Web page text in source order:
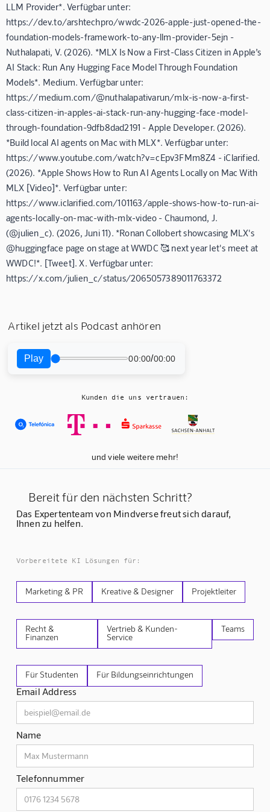
LLM Provider*. Verfügbar unter:
https://dev.to/arshtechpro/wwdc-2026-apple-just-opened-the-
foundation-models-framework-to-any-llm-provider-5ejn -
Nuthalapati, V. (2026). *MLX Is Now a First-Class Citizen in Apple’s
AI Stack: Run Any Hugging Face Model Through Foundation
Models*. Medium. Verfügbar unter:
https://medium.com/@nuthalapativarun/mlx-is-now-a-first-
class-citizen-in-apples-ai-stack-run-any-hugging-face-model-
through-foundation-9dfb8dad2191 - Apple Developer. (2026).
*Build local AI agents on Mac with MLX*. Verfügbar unter:
https://www.youtube.com/watch?v=cEpv3FMm8Z4 - iClarified.
(2026). *Apple Shows How to Run AI Agents Locally on Mac With
MLX [Video]*. Verfügbar unter:
https://www.iclarified.com/101163/apple-shows-how-to-run-ai-
agents-locally-on-mac-with-mlx-video - Chaumond, J.
(@julien_c). (2026, Juni 11). *Ronan Collobert showcasing MLX's
@huggingface page on stage at WWDC 🥰 next year let's meet at
WWDC!*. [Tweet]. X. Verfügbar unter:
https://x.com/julien_c/status/2065057389011763372
Artikel jetzt als Podcast anhören
Play 00:00/00:00
Kunden die uns vertrauen:
und viele weitere mehr!
Bereit für den nächsten Schritt?
Das Expertenteam von Mindverse freut sich darauf,
Ihnen zu helfen.
Vorbereitete KI Lösungen für:
Marketing & PR Kreative & Designer Projektleiter
Recht &
Finanzen
Vertrieb & Kunden-
Service
Teams
Für Studenten Für Bildungseinrichtungen
Email Address
Name
Telefonnummer